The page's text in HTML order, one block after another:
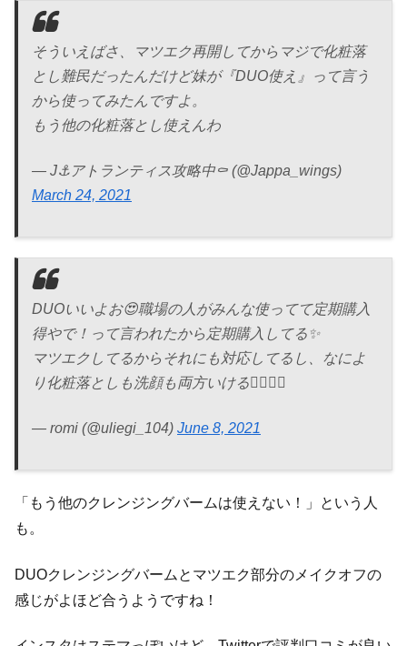
そういえばさ、マツエク再開してからマジで化粧落
とし難民だったんだけど妹が『DUO使え』って言う
から使ってみたんですよ。
もう他の化粧落とし使えんわ
— J⚓️アトランティス攻略中⚰️ (@Jappa_wings)
March 24, 2021
DUOいいよお😍職場の人がみんな使ってて定期購入
得やで！って言われたから定期購入してる✨
マツエクしてるからそれにも対応してるし、なによ
り化粧落としも洗顔も両方いける🙆🏻‍♀️✨
— romi (@uliegi_104) June 8, 2021
「もう他のクレンジングバームは使えない！」という人
も。
DUOクレンジングバームとマツエク部分のメイクオフの
感じがよほど合うようですね！